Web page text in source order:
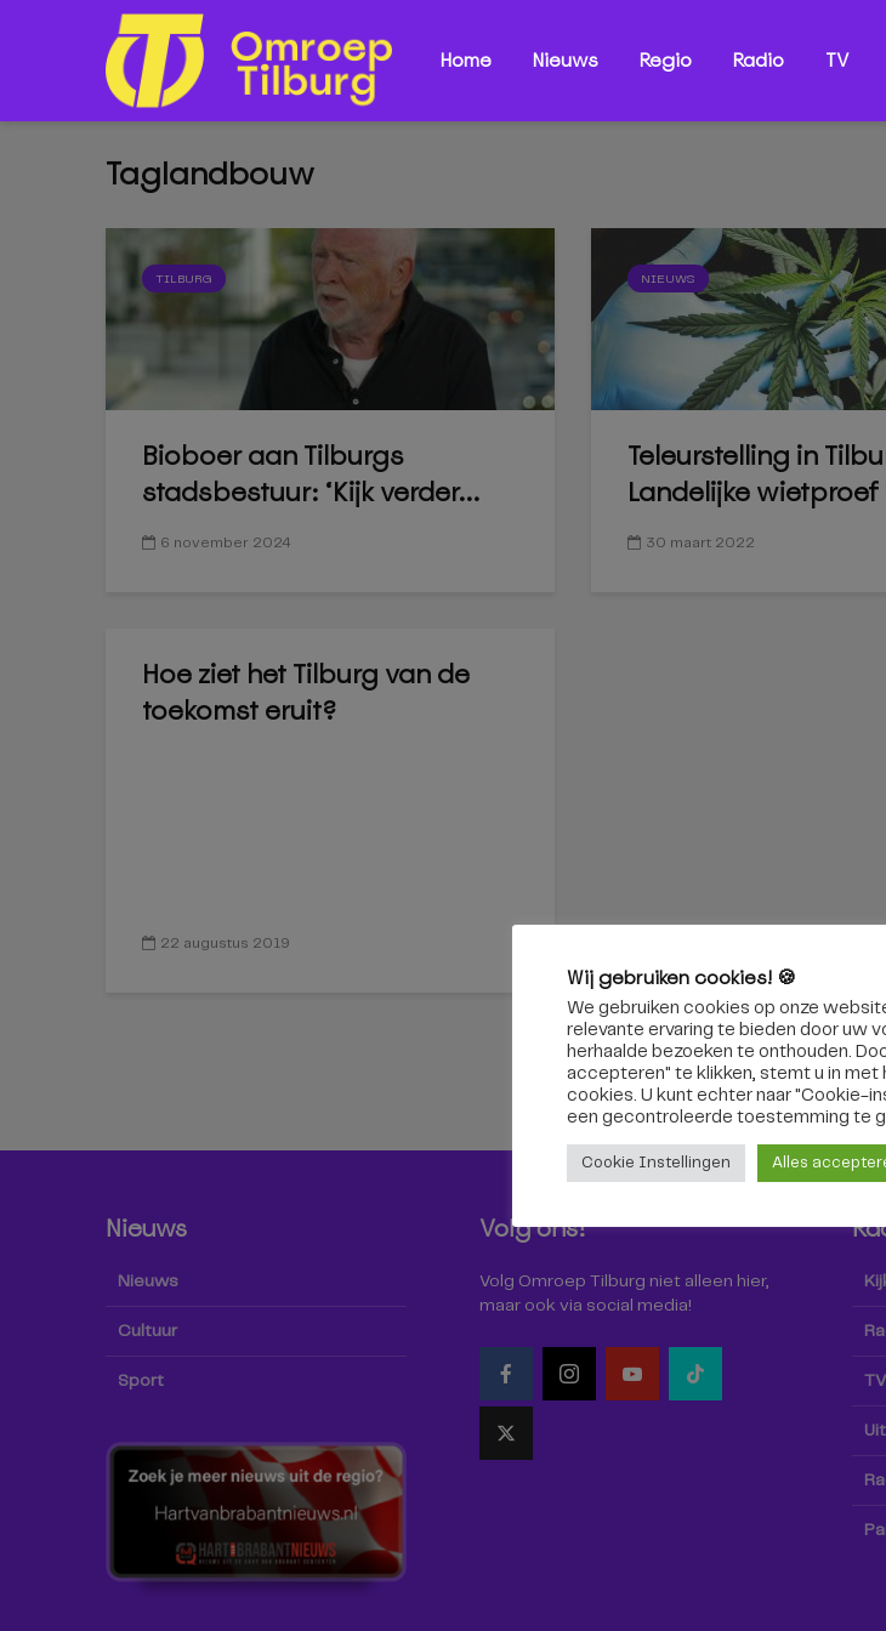
Home Nieuws Regio Radio TV
Taglandbouw
TILBURG
Bioboer aan Tilburgs
stadsbestuur: ‘Kijk verder...
6 november 2024
NIEUWS
Teleurstelling in
Landelijke wietproef
30 maart 2022
Hoe ziet het Tilburg van de
toekomst eruit?
22 augustus 2019
Nieuws
Nieuws
Cultuur
Sport
Volg ons!
Volg Omroep Tilburg niet alleen hier,
maar ook via social media!
Wij gebruiken cookies! 🍪
We gebruiken cookies op onze
relevante ervaring te bieden door uw
herhaalde bezoeken te onthouden.
accepteren" te klikken, stemt u in met
cookies. U kunt echter naar "Cookie-
een ​​gecontroleerde toestemming te
Cookie Instellingen Alles